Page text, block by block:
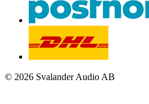
© 2026 Svalander Audio AB